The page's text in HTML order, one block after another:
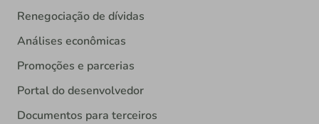
Renegociação de dívidas
Análises econômicas
Promoções e parcerias
Portal do desenvolvedor
Documentos para terceiros